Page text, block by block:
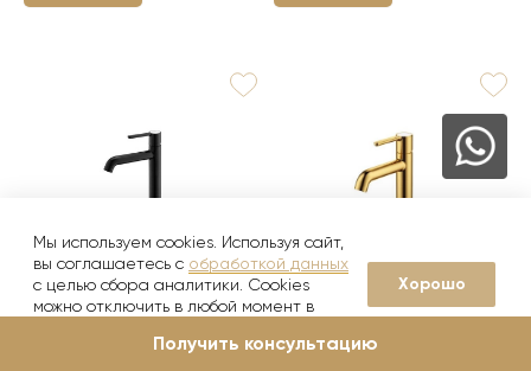
КоллекцияMoonlight
Moonlight Смеситель для
раковины высокий 25,2 см
Коллекция
Moonlight
Moonlight Смеситель для
раковины низкий 17,3 см
Мы используем cookies. Используя сайт,
вы соглашаетесь с обработкой данных
с целью сбора аналитики. Cookies
можно отключить в любой момент в
Хорошо
Получить консультацию